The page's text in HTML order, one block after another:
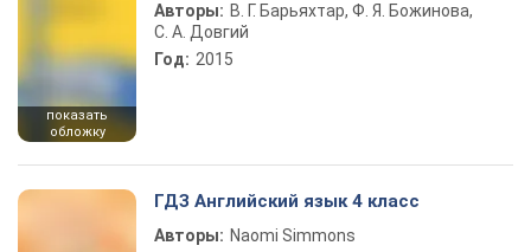
показать
обложку
Авторы: В. Г. Барьяхтар, Ф. Я. Божинова,
С. А. Довгий
Год: 2015
ГДЗ Английский язык 4 класс
Авторы: Naomi Simmons